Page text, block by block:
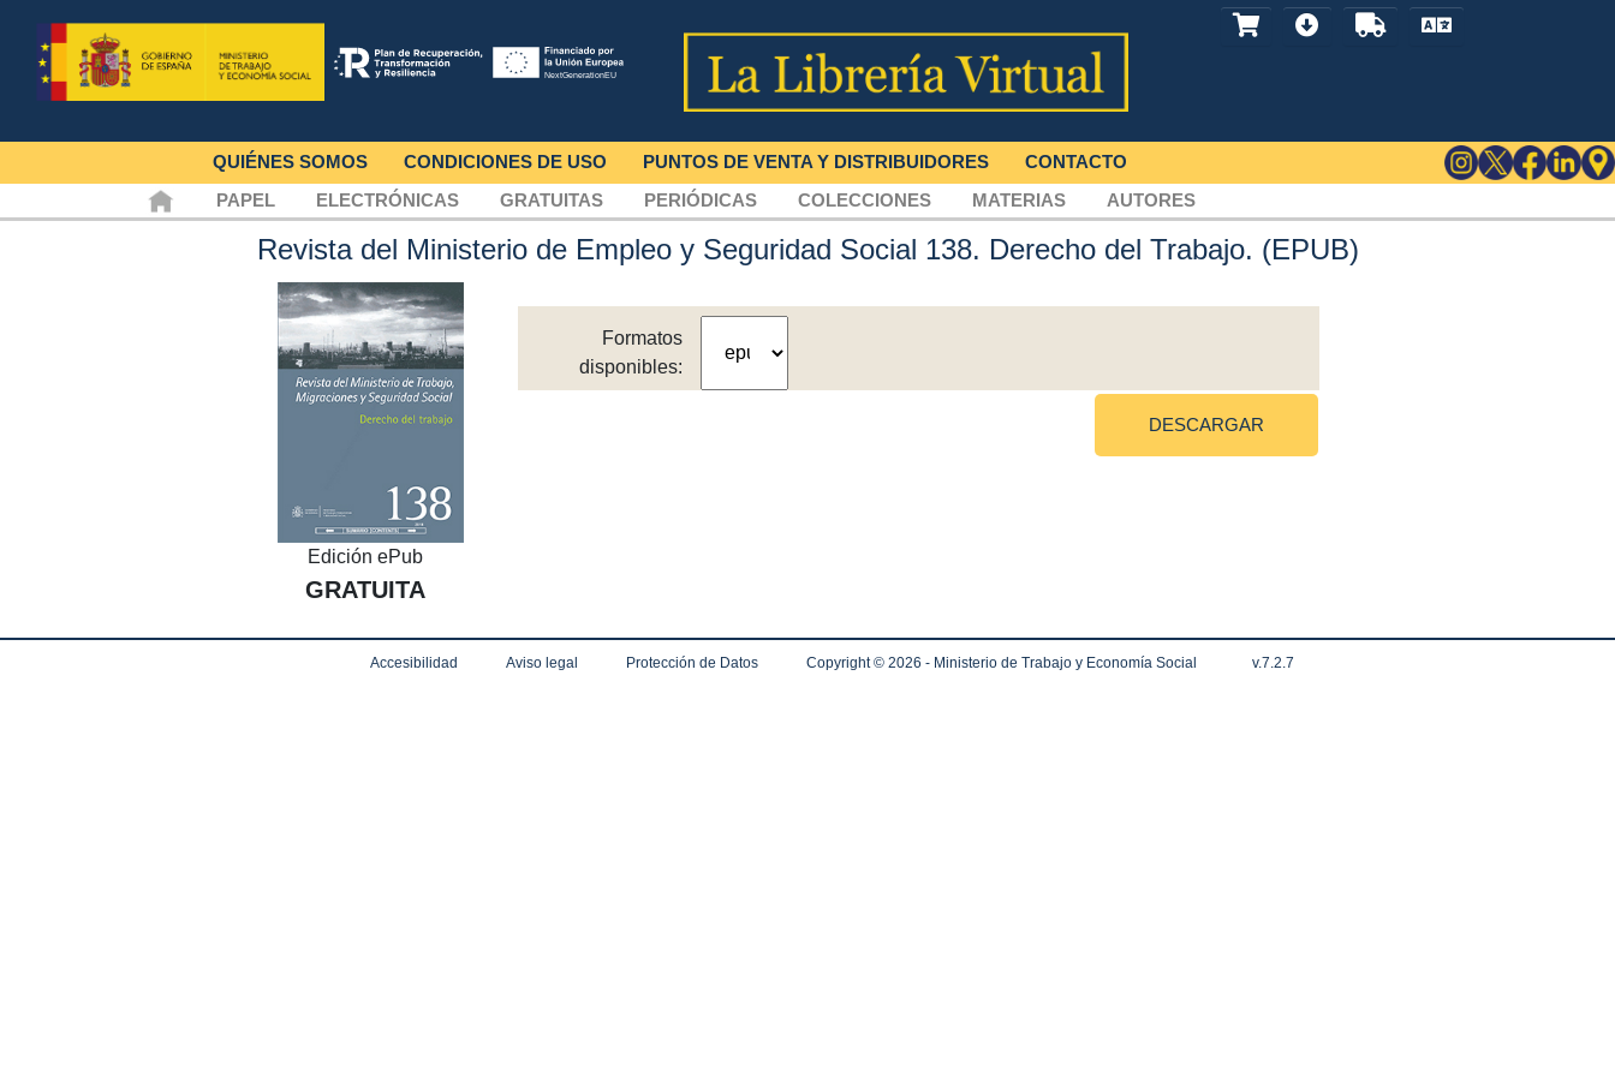
QUIÉNES SOMOS CONDICIONES DE USO PUNTOS DE VENTA Y DISTRIBUIDORES
CONTACTO
PAPEL
ELECTRÓNICAS GRATUITAS PERIÓDICAS COLECCIONES MATERIAS AUTORES
Revista del Ministerio de Empleo y Seguridad Social 138. Derecho del Trabajo. (EPUB)
Edición ePub
GRATUITA
Formatos
disponibles:
DESCARGAR
Accesibilidad Aviso legal Protección de Datos Copyright © 2026 - Ministerio de Trabajo y Economía Social v.7.2.7